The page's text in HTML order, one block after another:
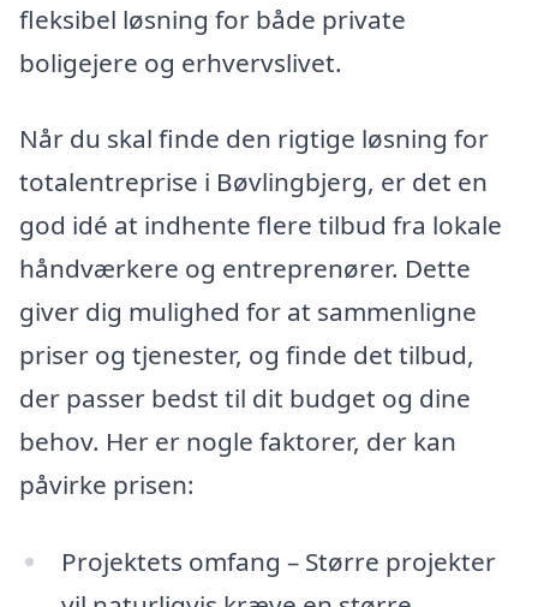
fleksibel løsning for både private
boligejere og erhvervslivet.
Når du skal finde den rigtige løsning for
totalentreprise i Bøvlingbjerg, er det en
god idé at indhente flere tilbud fra lokale
håndværkere og entreprenører. Dette
giver dig mulighed for at sammenligne
priser og tjenester, og finde det tilbud,
der passer bedst til dit budget og dine
behov. Her er nogle faktorer, der kan
påvirke prisen:
Projektets omfang – Større projekter